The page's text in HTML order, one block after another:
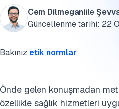
Bize Ulaşın
Cem Dilmeganiile
Güncellenme tarihi: 22
Bakınız etik normlar
Önde gelen konuşmadan
özellikle sağlık hizmetleri
Bu benchmarkı kaynak